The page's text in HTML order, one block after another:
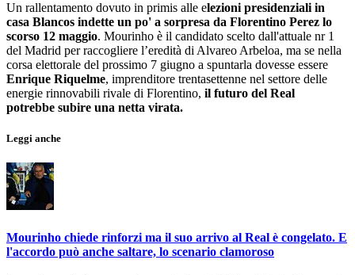
Un rallentamento dovuto in primis alle elezioni presidenziali in
casa Blancos indette un po' a sorpresa da Florentino Perez lo
scorso 12 maggio. Mourinho è il candidato scelto dall'attuale nr 1
del Madrid per raccogliere l’eredità di Alvareo Arbeloa, ma se nella
corsa elettorale del prossimo 7 giugno a spuntarla dovesse essere
Enrique Riquelme, imprenditore trentasettenne nel settore delle
energie rinnovabili rivale di Florentino, il futuro del Real
potrebbe subire una netta virata.
Leggi anche
Mourinho chiede rinforzi ma il suo arrivo al Real è congelato. E
l'accordo può anche saltare, lo scenario clamoroso